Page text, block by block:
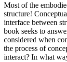
Most of the
structure!
interface between
book seeks to
considered when
the process of
interact? In what